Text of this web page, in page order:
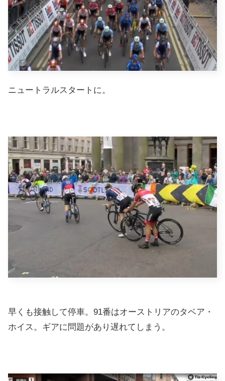
ニュートラルスタートに。
早くも接触して停車。91番はオーストリアのタベア・
ホイス。ギアに問題があり遅れてしまう。